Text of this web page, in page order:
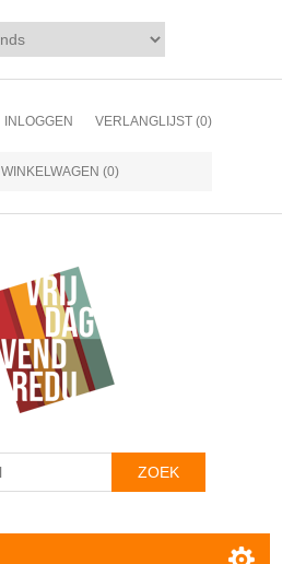
INLOGGEN VERLANGLIJST (0)
WINKELWAGEN (0)